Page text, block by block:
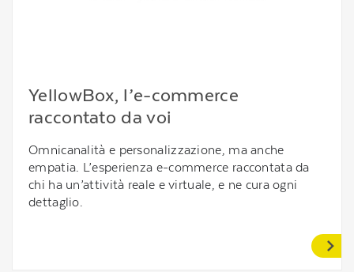
YellowBox, l’e-commerce
raccontato da voi
Omnicanalità e personalizzazione, ma anche
empatia. L’esperienza e-commerce raccontata da
chi ha un’attività reale e virtuale, e ne cura ogni
dettaglio.